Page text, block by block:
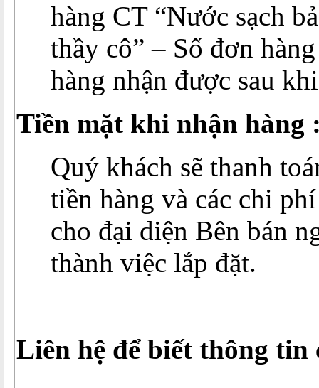
hàng CT “Nước sạch
thầy cô” – Số đơn
hàng nhận được sau
Tiền mặt khi nhận hàng
Quý khách sẽ thanh
tiền hàng và các chi
cho đại diện Bên bán
thành việc lắp đặt.
Liên hệ để biết thông